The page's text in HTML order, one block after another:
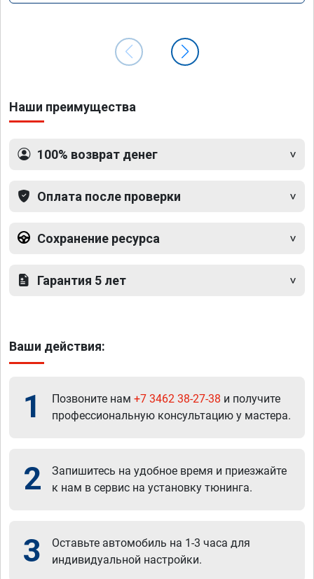
Наши преимущества
100% возврат денег
Оплата после проверки
Сохранение ресурса
Гарантия 5 лет
Ваши действия:
1 Позвоните нам +7 3462 38-27-38 и получите
профессиональную консультацию у мастера.
2
Запишитесь на удобное время и приезжайте
к нам в сервис на установку тюнинга.
3
Оставьте автомобиль на 1-3 часа для
индивидуальной настройки.